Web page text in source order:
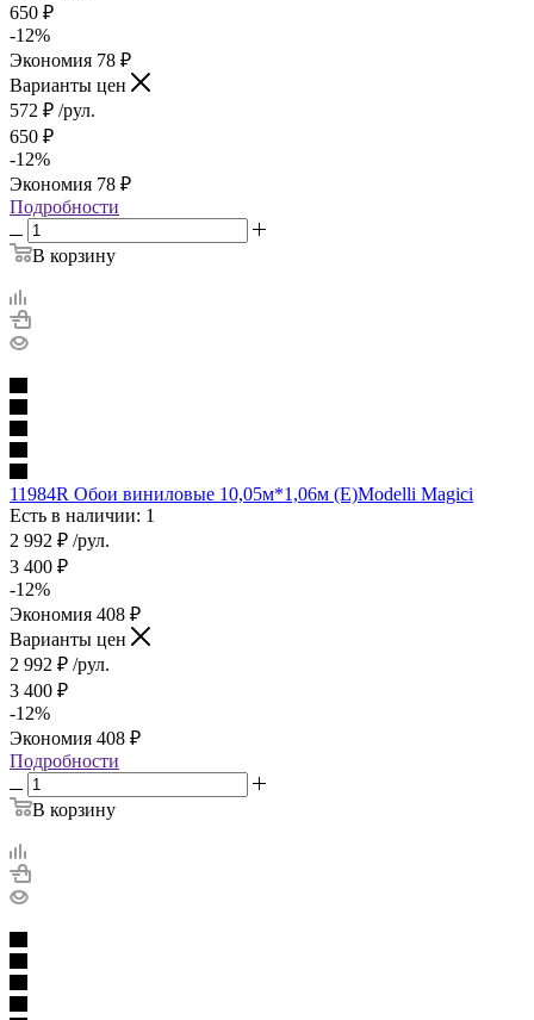
650 ₽
-12%
Экономия 78 ₽
Варианты цен
572 ₽ /рул.
650 ₽
-12%
Экономия 78 ₽
Подробности
В корзину
11984R Обои виниловые 10,05м*1,06м (Е)Modelli Magici
Есть в наличии: 1
2 992 ₽ /рул.
3 400 ₽
-12%
Экономия 408 ₽
Варианты цен
2 992 ₽ /рул.
3 400 ₽
-12%
Экономия 408 ₽
Подробности
В корзину